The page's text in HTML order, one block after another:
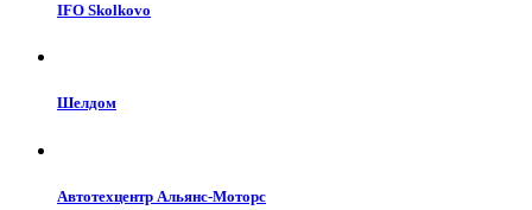
IFO Skolkovo
Шелдом
Автотехцентр Альянс-Моторс